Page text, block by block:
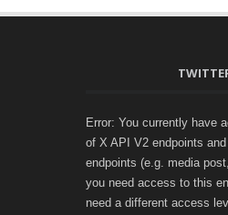
Error: You currently have
of X API V2 endpoints
endpoints (e.g. media
you need access to this
need a different access